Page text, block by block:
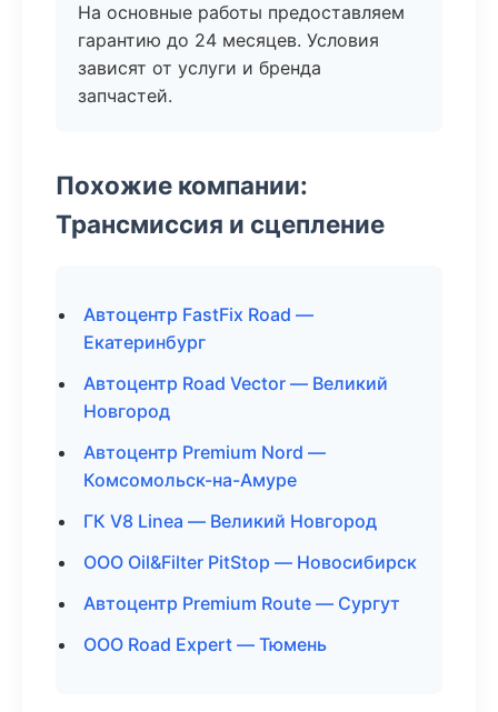
На основные работы предоставляем
гарантию до 24 месяцев. Условия
зависят от услуги и бренда
запчастей.
Похожие компании:
Трансмиссия и сцепление
Автоцентр FastFix Road —
Екатеринбург
Автоцентр Road Vector — Великий
Новгород
Автоцентр Premium Nord —
Комсомольск-на-Амуре
ГК V8 Linea — Великий Новгород
ООО Oil&Filter PitStop — Новосибирск
Автоцентр Premium Route — Сургут
ООО Road Expert — Тюмень